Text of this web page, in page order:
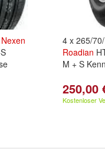
Nexen
4 x 265/
Roadian
M + S
250,00
Kostenloser